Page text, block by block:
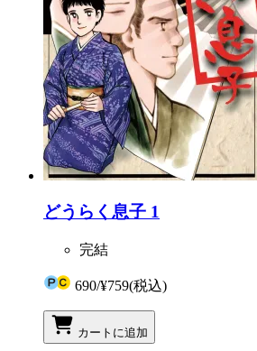
どうらく息子 1
完結
690/¥759(税込)
カートに追加